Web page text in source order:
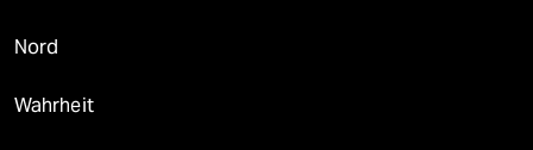
Nord
Wahrheit